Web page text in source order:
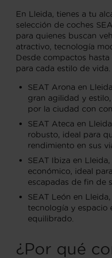
En Lleida, tienes a tu
selección de coches
para quienes buscan
atractivo, tecnología
Desde compactos hasta
para cada estilo de vida.
SEAT Arona en
gran agilidad y
por la ciudad con
SEAT Ateca en
robusto, ideal para
rendimiento en sus
SEAT Ibiza en
económico, ideal
escapadas de fin de
SEAT León en
tecnología y espacio
equilibrado.
¿Por qué